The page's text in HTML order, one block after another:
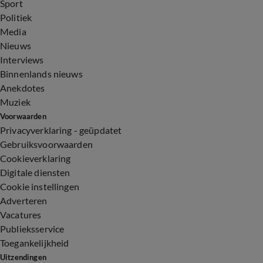
Sport
Politiek
Media
Nieuws
Interviews
Binnenlands nieuws
Anekdotes
Muziek
Voorwaarden
Privacyverklaring - geüpdatet
Gebruiksvoorwaarden
Cookieverklaring
Digitale diensten
Cookie instellingen
Adverteren
Vacatures
Publieksservice
Toegankelijkheid
Uitzendingen